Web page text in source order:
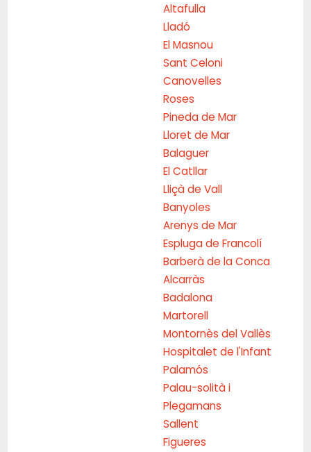
Altafulla
Lladó
El Masnou
Sant Celoni
Canovelles
Roses
Pineda de Mar
Lloret de Mar
Balaguer
El Catllar
Lliçà de Vall
Banyoles
Arenys de Mar
Espluga de Francolí
Barberà de la Conca
Alcarràs
Badalona
Martorell
Montornès del Vallès
Hospitalet de l'Infant
Palamós
Palau-solità i
Plegamans
Sallent
Figueres